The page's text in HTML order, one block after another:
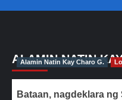
ALAMIN NATIN
Alamin Natin Kay Charo G.
Bataan, nagdeklara